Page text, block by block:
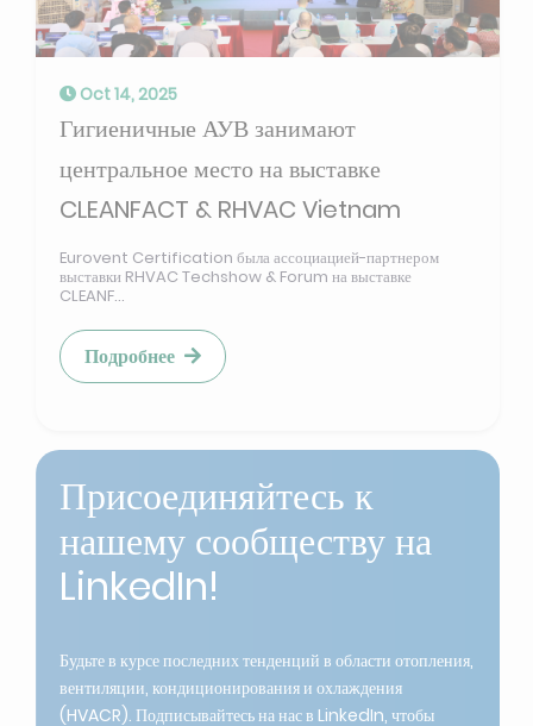
Oct 14, 2025
Гигиеничные АУВ занимают
центральное место на выставке
CLEANFACT & RHVAC Vietnam
CLEANF...
Подробнее
Присоединяйтесь к
нашему сообществу на
LinkedIn!
вентиляции, кондиционирования и охлаждения
(HVACR). Подписывайтесь на нас в LinkedIn, чтобы
получать эксклюзивную аналитику, новости отрасли и